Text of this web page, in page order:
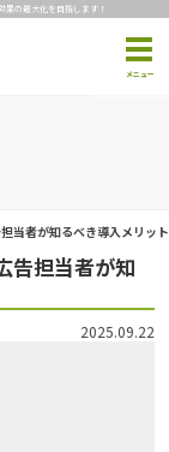
の最大化を目指します！
当者が知るべき導入メリッ
告担当者が知
2025.09.22